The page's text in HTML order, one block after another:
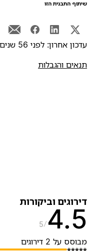
התבנית הזו
אחרון: לפני 56 שנים
והגבלות
וביקורות
5
על 2 דירוגים